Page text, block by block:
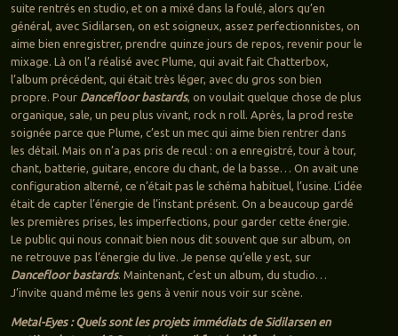
suite rentrés en studio, et on a mixé dans la foulé, alors qu’en
général, avec Sidilarsen, on est soigneux, assez perfectionnistes, on
aime bien enregistrer, prendre quinze jours de repos, revenir pour le
mixage. Là on l’a réalisé avec Plume, qui avait fait Chatterbox,
l’album précédent, qui était très léger, avec du gros son bien
propre. Pour Dancefloor bastards, on voulait quelque chose de plus
organique, sale, un peu plus vivant, rock n roll. Après, la prod reste
soignée parce que Plume, c’est un mec qui aime bien rentrer dans
les détail. Mais on n’a pas pris de recul : on a enregistré, tour à tour,
chant, batterie, guitare, encore du chant, de la basse… On avait une
configuration alterné, ce n’était pas le schéma habituel, l’usine. L’idée
était de capter l’énergie de l’instant présent. On a beaucoup gardé
les premières prises, les imperfections, pour garder cette énergie.
Le public qui nous connait bien nous dit souvent que sur album, on
ne retrouve pas l’énergie du live. Je pense qu’elle y est, sur
Dancefloor bastards. Maintenant, c’est un album, du studio…
J’invite quand même les gens à venir nous voir sur scène.
Metal-Eyes : Quels sont les projets immédiats de Sidilarsen en